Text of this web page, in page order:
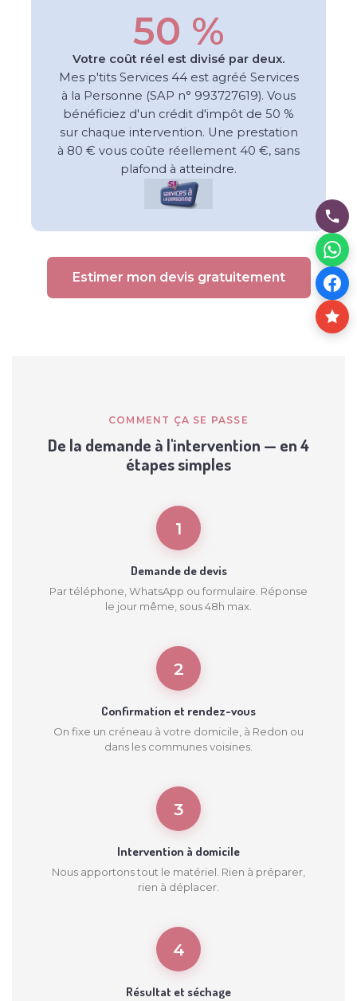
50 %
Votre coût réel est divisé par deux.
Mes p'tits Services 44 est agréé Services
à la Personne (SAP n° 993727619). Vous
bénéficiez d'un crédit d'impôt de 50 %
sur chaque intervention. Une prestation
à 80 € vous coûte réellement 40 €, sans
plafond à atteindre.
Estimer mon devis gratuitement
COMMENT ÇA SE PASSE
De la demande à l'intervention — en 4
étapes simples
1
Demande de devis
Par téléphone, WhatsApp ou formulaire. Réponse
le jour même, sous 48h max.
2
Confirmation et rendez-vous
On fixe un créneau à votre domicile, à Redon ou
dans les communes voisines.
3
Intervention à domicile
Nous apportons tout le matériel. Rien à préparer,
rien à déplacer.
4
Résultat et séchage